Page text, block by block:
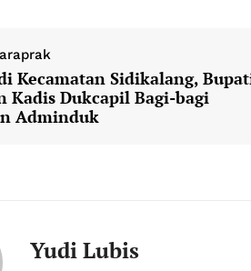
SUBSCRIBE
Kecamatan Sidikalang,
Kadis Dukcapil Bagi-bagi
Adminduk
Yudi Lubis